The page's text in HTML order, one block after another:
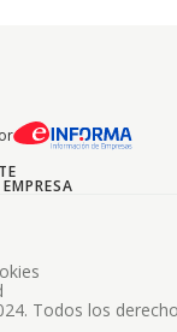
Todos los